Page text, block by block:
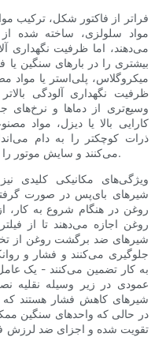
فراتر از فاکتور شکل، ترکیب
مواد سلولزی، ساخته شده از
می‌دهند، اما ظرفیت نگهداری
بیشتری را در بارهای سنگین
میکروگلاس، پلی‌استر یا مواد
ظرفیت نگهداری آلودگی
وسیع‌تری از دماها و نرخ‌های
کارایی بالا یا دیزل، مواد
ذرات کوچکتر را به دام
می‌کنند و سایش موتور را حتی در شرایط سخت کاهش می‌دهند.
ویژگی‌های مکانیکی کلیدی
شیرهای بای‌پس در صورت
روغن در هنگام شروع به کار،
روغن اجازه می‌دهند تا از
شیرهای ضد برگشت روغن از
جلوگیری می‌کنند و فشار و
به کار تضمین می‌کنند - یک
عمودی در زیر وسیله نقلیه
شیرهای کاهش فشار هستند که
در حالی که واحدهای سنگین
تقویت شده و اجزای ضد لرزش